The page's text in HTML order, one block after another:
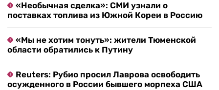
«Необычная сделка»: СМИ узнали о
поставках топлива из Южной Кореи в Россию
«Мы не хотим тонуть»: жители Тюменской
области обратились к Путину
Reuters: Рубио просил Лаврова освободить
осужденного в России бывшего морпеха США